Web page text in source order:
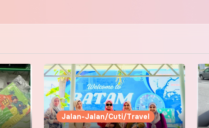
Jalan-Jalan/Cuti/Travel